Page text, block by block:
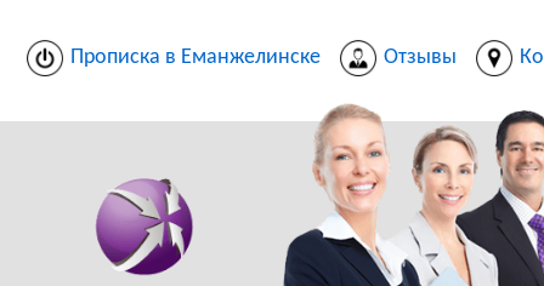
Прописка в Еманжелинске Отзывы